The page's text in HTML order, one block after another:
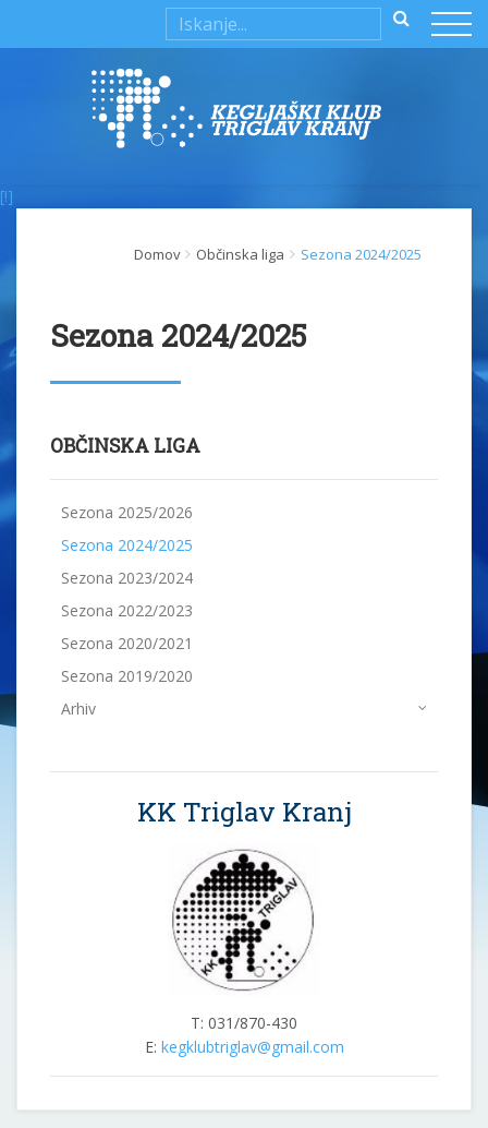
[!]
Domov Občinska liga Sezona 2024/2025
Sezona 2024/2025
OBČINSKA LIGA
Sezona 2025/2026
Sezona 2024/2025
Sezona 2023/2024
Sezona 2022/2023
Sezona 2020/2021
Sezona 2019/2020
Arhiv
KK Triglav Kranj
T: 031/870-430
E: kegklubtriglav@gmail.com